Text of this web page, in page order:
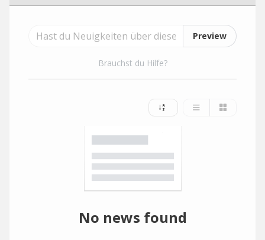
Preview
Brauchst du Hilfe?
No news found